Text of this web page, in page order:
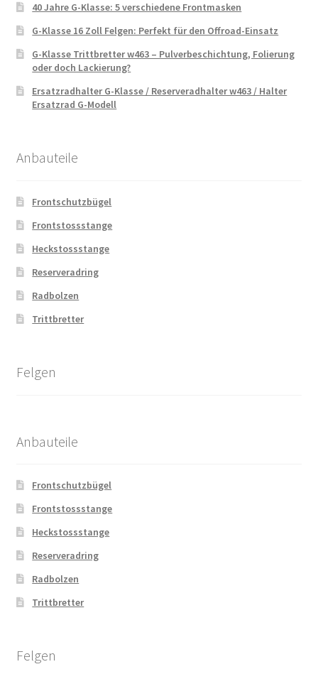
40 Jahre G-Klasse: 5 verschiedene Frontmasken
G-Klasse 16 Zoll Felgen: Perfekt für den Offroad-Einsatz
G-Klasse Trittbretter w463 – Pulverbeschichtung, Folierung
oder doch Lackierung?
Ersatzradhalter G-Klasse / Reserveradhalter w463 / Halter
Ersatzrad G-Modell
Anbauteile
Frontschutzbügel
Frontstossstange
Heckstossstange
Reserveradring
Radbolzen
Trittbretter
Felgen
Anbauteile
Frontschutzbügel
Frontstossstange
Heckstossstange
Reserveradring
Radbolzen
Trittbretter
Felgen